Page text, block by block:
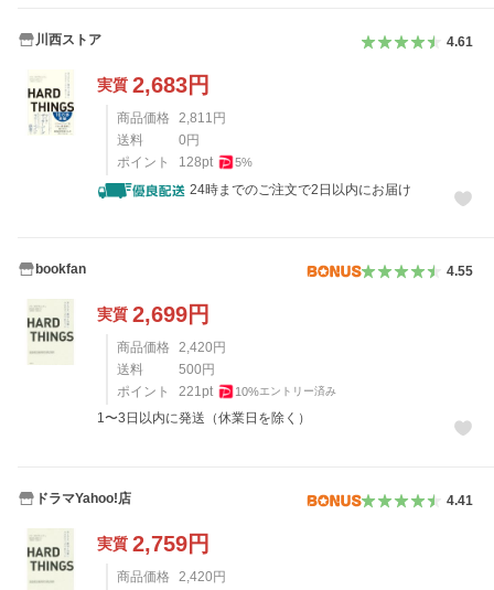
川西ストア 4.61
実質 2,683円
商品価格 2,811 円
送料
0 円
ポイント
128pt 5%
24時までのご注文で2日以内にお届け
bookfan 4.55
実質 2,699円
商品価格 2,420 円
送料
500 円
ポイント
221pt 10%エントリー済み
1〜3日以内に発送（休業日を除く）
ドラマYahoo!店 4.41
実質 2,759円
商品価格 2,420 円